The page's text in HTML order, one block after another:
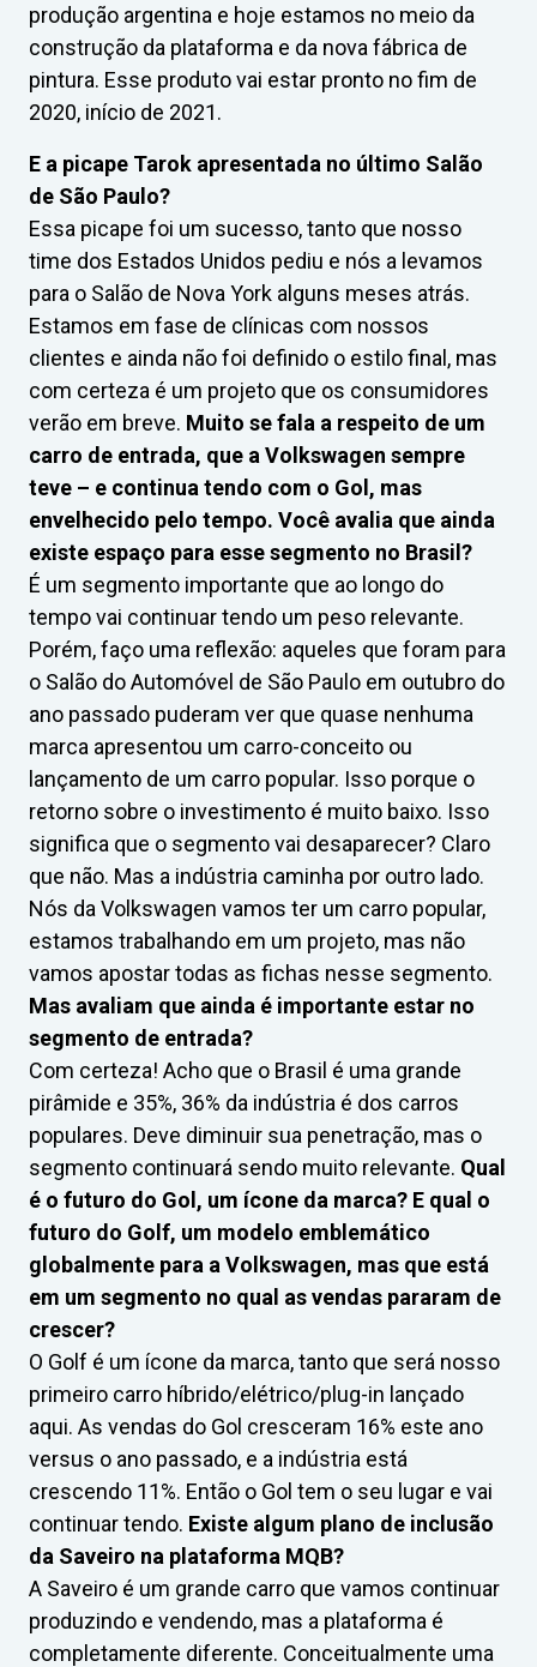
produção argentina e hoje estamos no meio da
construção da plataforma e da nova fábrica de
pintura. Esse produto vai estar pronto no fim de
2020, início de 2021.
E a picape Tarok apresentada no último Salão
de São Paulo?
Essa picape foi um sucesso, tanto que nosso
time dos Estados Unidos pediu e nós a levamos
para o Salão de Nova York alguns meses atrás.
Estamos em fase de clínicas com nossos
clientes e ainda não foi definido o estilo final, mas
com certeza é um projeto que os consumidores
verão em breve. Muito se fala a respeito de um
carro de entrada, que a Volkswagen sempre
teve – e continua tendo com o Gol, mas
envelhecido pelo tempo. Você avalia que ainda
existe espaço para esse segmento no Brasil?
É um segmento importante que ao longo do
tempo vai continuar tendo um peso relevante.
Porém, faço uma reflexão: aqueles que foram para
o Salão do Automóvel de São Paulo em outubro do
ano passado puderam ver que quase nenhuma
marca apresentou um carro-conceito ou
lançamento de um carro popular. Isso porque o
retorno sobre o investimento é muito baixo. Isso
significa que o segmento vai desaparecer? Claro
que não. Mas a indústria caminha por outro lado.
Nós da Volkswagen vamos ter um carro popular,
estamos trabalhando em um projeto, mas não
vamos apostar todas as fichas nesse segmento.
Mas avaliam que ainda é importante estar no
segmento de entrada?
Com certeza! Acho que o Brasil é uma grande
pirâmide e 35%, 36% da indústria é dos carros
populares. Deve diminuir sua penetração, mas o
segmento continuará sendo muito relevante. Qual
é o futuro do Gol, um ícone da marca? E qual o
futuro do Golf, um modelo emblemático
globalmente para a Volkswagen, mas que está
em um segmento no qual as vendas pararam de
crescer?
O Golf é um ícone da marca, tanto que será nosso
primeiro carro híbrido/elétrico/plug-in lançado
aqui. As vendas do Gol cresceram 16% este ano
versus o ano passado, e a indústria está
crescendo 11%. Então o Gol tem o seu lugar e vai
continuar tendo. Existe algum plano de inclusão
da Saveiro na plataforma MQB?
A Saveiro é um grande carro que vamos continuar
produzindo e vendendo, mas a plataforma é
completamente diferente. Conceitualmente uma